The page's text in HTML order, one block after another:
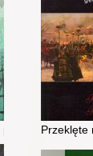
i
Przeklęte